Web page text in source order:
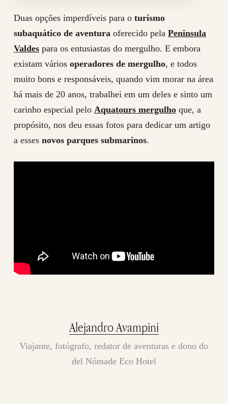
Duas opções imperdíveis para o turismo
subaquático de aventuraoferecido pela Peninsula
Valdespara os entusiastas do mergulho. E embora
existam vários operadores de mergulho, e todos
muito bons e responsáveis, quando vim morar na área
há mais de 20 anos, trabalhei em um deles e sinto um
carinho especial pelo Aquatours mergulhoque, a
propósito, nos deu essas fotos para dedicar um artigo
a esses novos parques submarinos.
Alejandro Avampini
Viajante, fotógrafo, redator de aventuras e dono do
del Nómade Eco Hotel